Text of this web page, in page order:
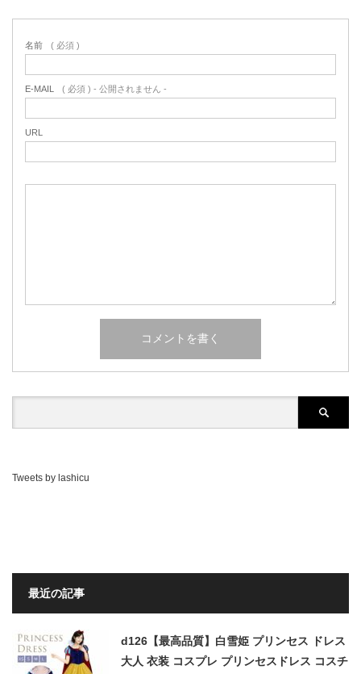
名前 ( 必須 )
E-MAIL ( 必須 ) - 公開されません -
URL
Tweets by lashicu
最近の記事
d126【最高品質】白雪姫 プリンセス ドレス
大人 衣装 コスプレ プリンセスドレス コスチ